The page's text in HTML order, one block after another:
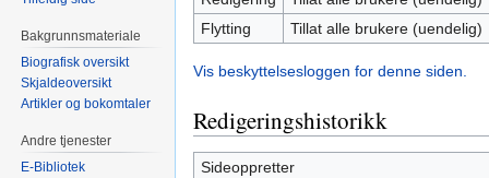
Flytting
Tillat alle brukere (uendelig)
Vis beskyttelsesloggen for denne siden.
Redigeringshistorikk
Sideoppretter
Bakgrunnsmateriale
Biografisk oversikt
Skjaldeoversikt
Artikler og bokomtaler
Andre tjenester
E-Bibliotek